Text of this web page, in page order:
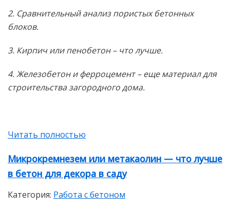
2. Сравнительный анализ пористых бетонных
блоков.
3. Кирпич или пенобетон – что лучше.
4. Железобетон и ферроцемент – еще материал для
строительства загородного дома.
Читать полностью
Микрокремнезем или метакаолин — что лучше
в бетон для декора в саду
Категория: Работа с бетоном